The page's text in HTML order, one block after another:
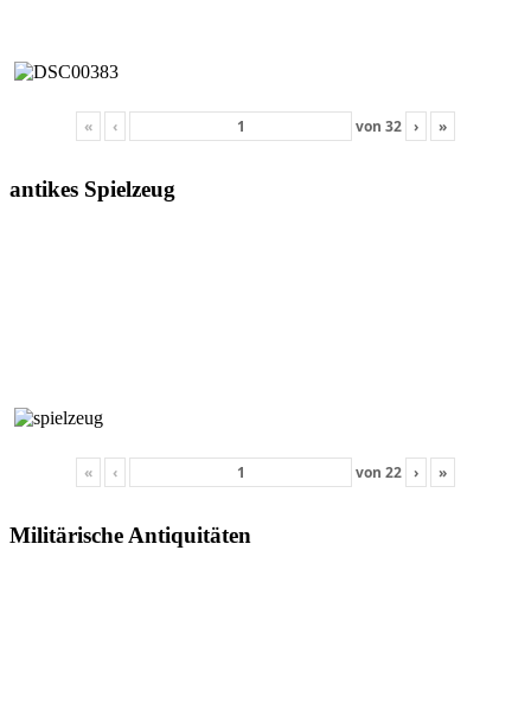
« ‹ von 32 › »
antikes Spielzeug
« ‹ von 22 › »
Militärische Antiquitäten